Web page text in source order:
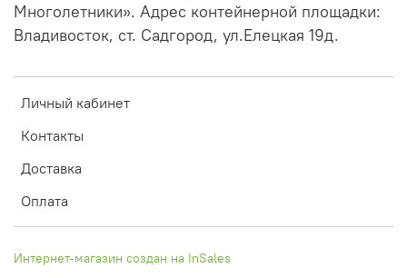
Личный кабинет
Контакты
Доставка
Оплата
Многолетники». Адрес контейнерной площадки:
Владивосток, ст. Садгород, ул.Елецкая 19д.
Интернет-магазин создан на InSales